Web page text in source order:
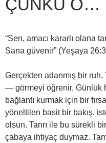
ÇÜNKÜ O…
“Sen, amacı kararlı olana
Sana güvenir” (Yeşaya
Gerçekten adanmış bir ruh,
— görmeyi öğrenir. Günlük
bağlantı kurmak için bir
yöneltilen basit bir bakış,
olsun. Tanrı ile bu sürekli
çabaya ihtiyaç duymaz.